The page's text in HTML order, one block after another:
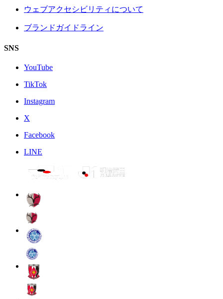
ウェブアクセシビリティについて
ブランドガイドライン
SNS
YouTube
TikTok
Instagram
X
Facebook
LINE